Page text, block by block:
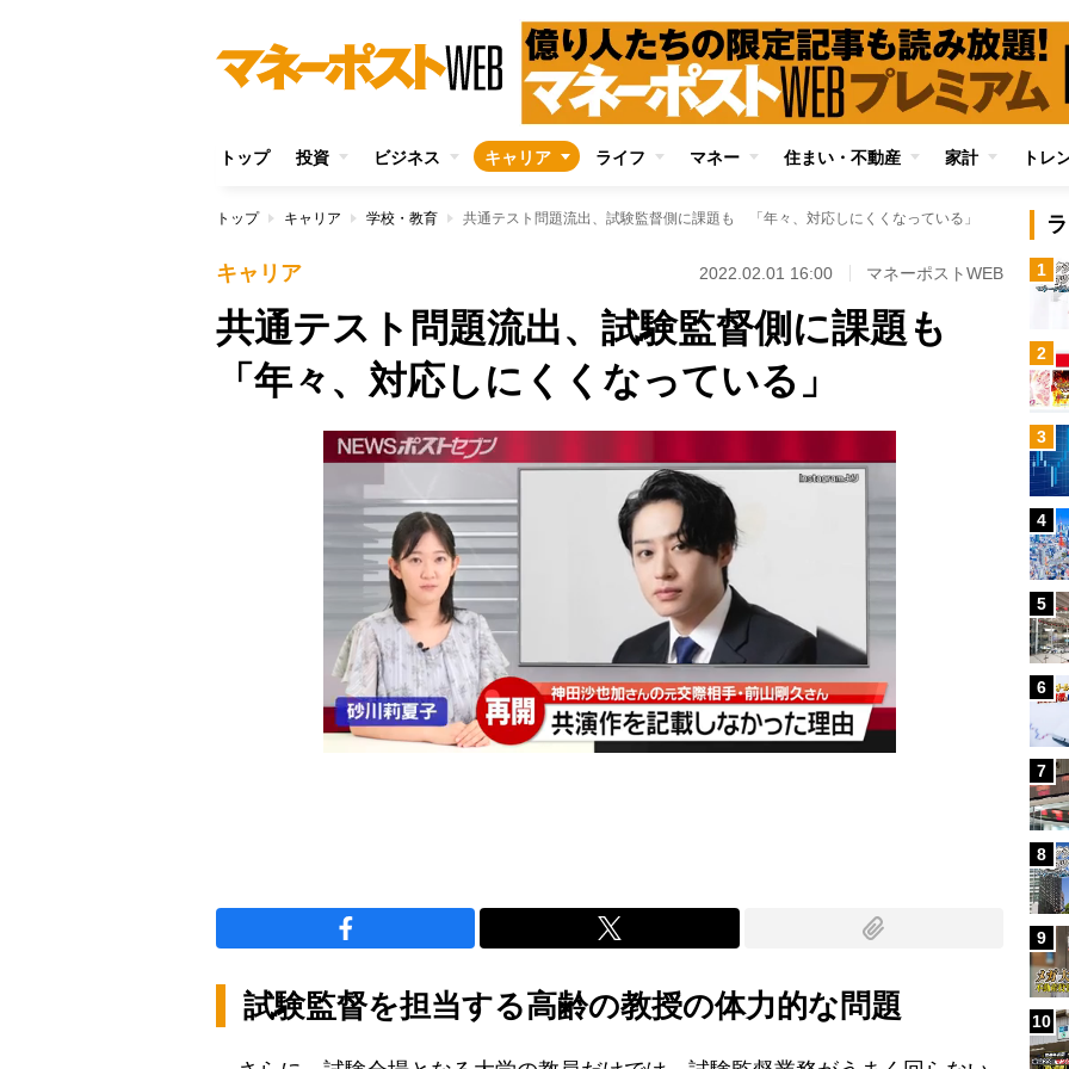
トップ 投資 ビジネス キャリア ライフ マネー 住まい・不動産 家計 トレ
トップ キャリア 学校・教育 共通テスト問題流出、試験監督側に課題も 「年々、対応しにくくなっている」
キャリア 2022.02.01 16:00 マネーポストWEB
共通テスト問題流出、試験監督側に課題も
「年々、対応しにくくなっている」
試験監督を担当する高齢の教授の体力的な問題
1
2
3
4
5
6
7
8
9
10